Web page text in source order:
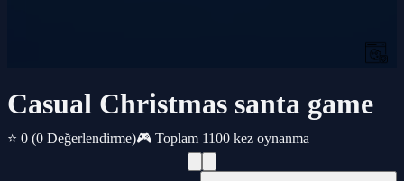
Casual Christmas santa game
⭐ 0 (0 Değerlendirme)🎮 Toplam 1100 kez oynanma